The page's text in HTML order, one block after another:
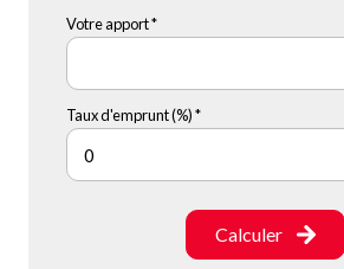
Votre apport *
Taux d'emprunt (%) *
Calculer